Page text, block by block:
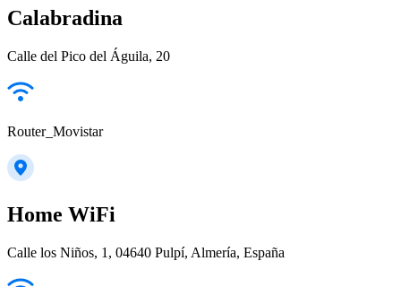
Calabradina
Calle del Pico del Águila, 20
Router_Movistar
Home WiFi
Calle los Niños, 1, 04640 Pulpí, Almería, España